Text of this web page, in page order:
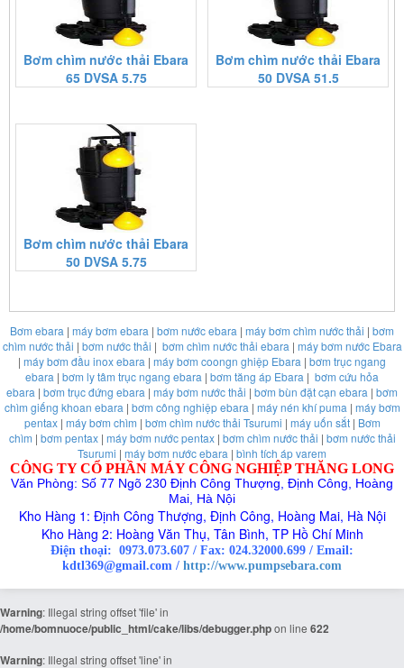
Bơm chìm nước thải Ebara
65 DVSA 5.75
Bơm chìm nước thải Ebara
50 DVSA 51.5
Bơm chìm nước thải Ebara
50 DVSA 5.75
endrolex.com/13
Bơm ebara | máy bơm ebara | bơm nước ebara | máy bơm chìm nước thải | bơm
chìm nước thải | bơm nước thải | bơm chìm nước thải ebara | máy bơm nước Ebara
| máy bơm đầu inox ebara | máy bơm coongn ghiệp Ebara | bơm trục ngang
ebara | bơm ly tâm trục ngang ebara | bơm tăng áp Ebara | bơm cứu hỏa
ebara | bơm trục đứng ebara | máy bơm nước thải | bơm bùn đặt cạn ebara | bơm
chìm giếng khoan ebara | bơm công nghiệp ebara | máy nén khí puma | máy bơm
pentax| máy bơm chìm | bơm chìm nước thải Tsurumi | máy uốn sắt| Bơm
chìm | bơm pentax| máy bơm nước pentax| bơm chìm nước thải | bơm nước thải
Tsurumi | máy bơm nước ebara | bình tích áp varem
CÔNG TY CỔ PHẦN MÁY CÔNG NGHIỆP THĂNG LONG
Văn Phòng: Số 77 Ngõ 230 Định Công Thượng, Định Công, Hoàng
Mai, Hà Nội
Kho Hàng 1: Định Công Thượng, Định Công, Hoàng Mai, Hà Nội
Kho Hàng 2: Hoàng Văn Thụ, Tân Bình, TP Hồ Chí Minh
Điện thoại: 0973.073.607 / Fax: 024.32000.699 / Email:
kdtl369@gmail.com / http://www.pumpsebara.com
Warning: Illegal string offset 'file' in
/home/bomnuoce/public_html/cake/libs/debugger.phpon line 622
Warning: Illegal string offset 'line' in